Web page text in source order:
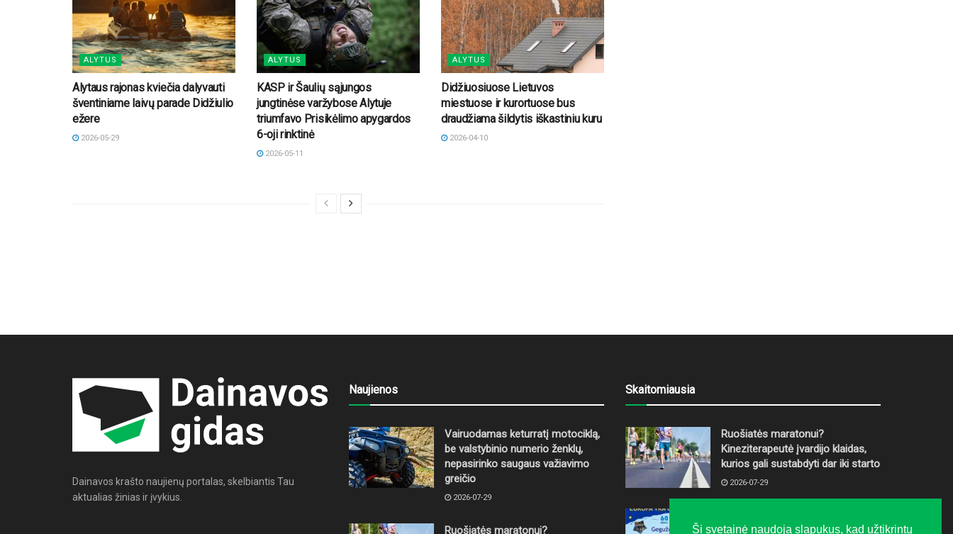
ALYTUS
Alytaus rajonas kviečia dalyvauti
šventiniame laivų parade Didžiulio
ežere
2026-05-29
ALYTUS
KASP ir Šaulių sąjungos
jungtinėse varžybose Alytuje
triumfavo Prisikėlimo apygardos
6-oji rinktinė
2026-05-11
ALYTUS
Didžiuosiuose Lietuvos
miestuose ir kurortuose bus
draudžiama šildytis iškastiniu kuru
2026-04-10
Dainavos krašto naujienų portalas, skelbiantis Tau
aktualias žinias ir įvykius.
Naujienos
Vairuodamas keturratį motociklą,
be valstybinio numerio ženklų,
nepasirinko saugaus važiavimo
greičio
2026-07-29
Ruošiatės maratonui?
Skaitomiausia
Ruošiatės maratonui?
Kineziterapeutė įvardijo klaidas,
kurios gali sustabdyti dar iki starto
2026-07-29
pyragais
Ši svetainė naudoja slapukus, kad užtikrintų